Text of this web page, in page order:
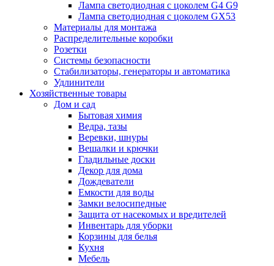
Лампа светодиодная с цоколем G4 G9
Лампа светодиодная с цоколем GX53
Материалы для монтажа
Распределительные коробки
Розетки
Системы безопасности
Стабилизаторы, генераторы и автоматика
Удлинители
Хозяйственные товары
Дом и сад
Бытовая химия
Ведра, тазы
Веревки, шнуры
Вешалки и крючки
Гладильные доски
Декор для дома
Дождеватели
Емкости для воды
Замки велосипедные
Защита от насекомых и вредителей
Инвентарь для уборки
Корзины для белья
Кухня
Мебель